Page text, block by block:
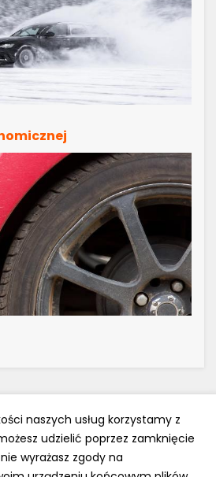
naszych usług korzystamy z
udzielić poprzez zamknięcie
wyrażasz zgody na